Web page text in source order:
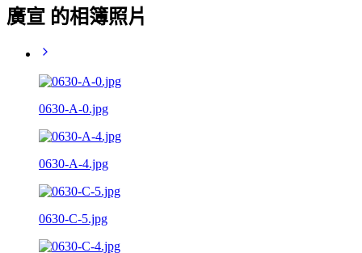
廣宣 的相簿照片
0630-A-0.jpg
0630-A-4.jpg
0630-C-5.jpg